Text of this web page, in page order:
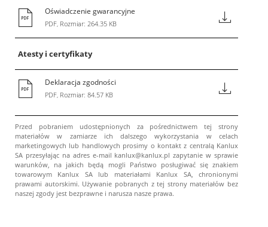
Oświadczenie gwarancyjne
PDF, Rozmiar: 264.35 KB
Atesty i certyfikaty
Deklaracja zgodności
PDF, Rozmiar: 84.57 KB
Przed pobraniem udostępnionych za pośrednictwem tej strony
materiałów w zamiarze ich dalszego wykorzystania w celach
marketingowych lub handlowych prosimy o kontakt z centralą Kanlux
SA przesyłając na adres e-mail kanlux@kanlux.pl zapytanie w sprawie
warunków, na jakich będą mogli Państwo posługiwać się znakiem
towarowym Kanlux SA lub materiałami Kanlux SA, chronionymi
prawami autorskimi. Używanie pobranych z tej strony materiałów bez
naszej zgody jest bezprawne i narusza nasze prawa.